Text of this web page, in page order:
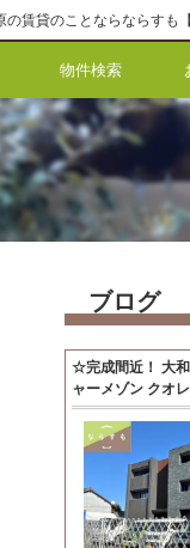
賃貸のことならならすも
物件検索
ブログ
☆完成間近！ 大
ャーメゾン クオ